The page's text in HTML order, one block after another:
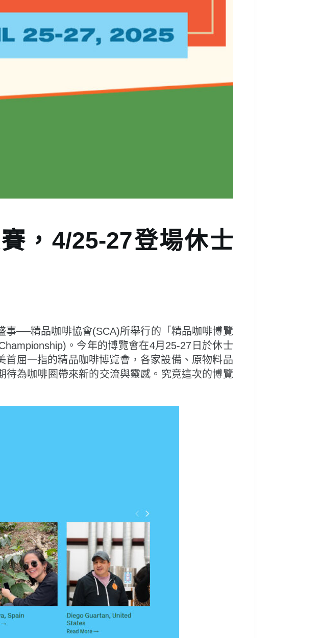
，4/25-27登場休士
事──精品咖啡協會(SCA)所舉行的「精品咖啡博覽
。今年的博覽會在4月25-27日於休士
屈一指的精品咖啡博覽會，各家設備、原物料品
為咖啡圈帶來新的交流與靈感。究竟這次的博覽